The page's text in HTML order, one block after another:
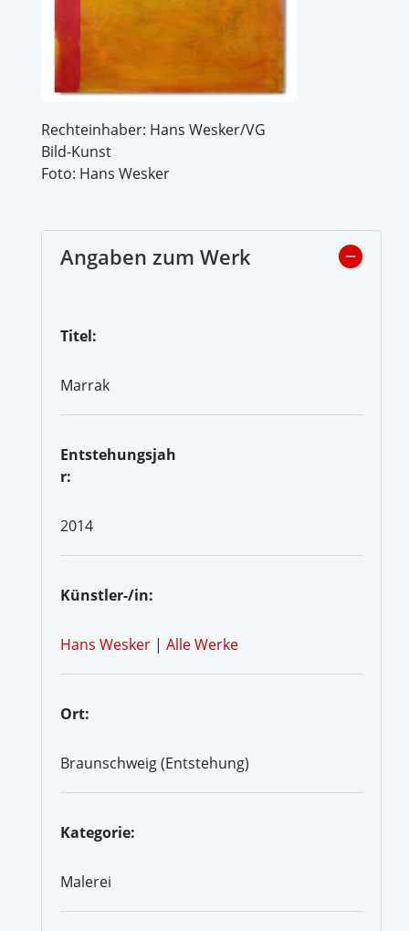
Rechteinhaber: Hans Wesker/VG
Bild-Kunst
Foto: Hans Wesker
Angaben zum Werk
Titel:
Marrak
Entstehungsjah
r:
2014
Künstler-/in:
Hans Wesker | Alle Werke
Ort:
Braunschweig (Entstehung)
Kategorie:
Malerei